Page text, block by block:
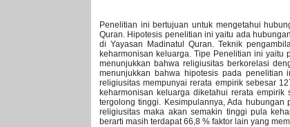
Penelitian ini bertujuan untuk mengetahui
Quran. Hipotesis penelitian ini yaitu ada
di Yayasan Madinatul Quran. Teknik
keharmonisan keluarga. Tipe Penelitian ini yaitu
menunjukkan bahwa religiusitas berkorelasi
menunjukkan bahwa hipotesis pada penelitian
religiusitas mempunyai rerata empirik sebesar
keharmonisan keluarga diketahui rerata
tergolong tinggi. Kesimpulannya, Ada
religiusitas maka akan semakin tinggi pula
berarti masih terdapat 66,8 % faktor lain yang